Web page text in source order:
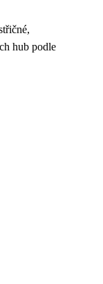
hub podle